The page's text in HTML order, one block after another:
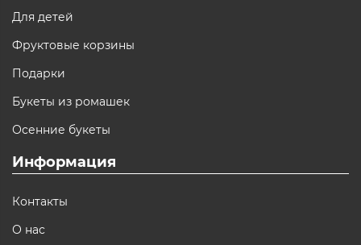
Для детей
Фруктовые корзины
Подарки
Букеты из ромашек
Осенние букеты
Информация
Контакты
О нас